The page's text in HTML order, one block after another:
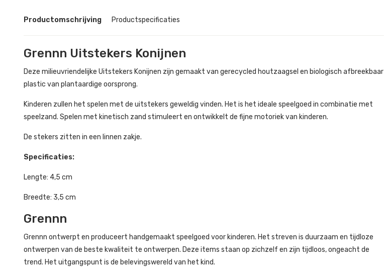
Productomschrijving Productspecificaties
Grennn Uitstekers Konijnen
Deze milieuvriendelijke Uitstekers Konijnen zijn gemaakt van gerecycled houtzaagsel en biologisch afbreekbaar
plastic van plantaardige oorsprong.
Kinderen zullen het spelen met de uitstekers geweldig vinden. Het is het ideale speelgoed in combinatie met
speelzand. Spelen met kinetisch zand stimuleert en ontwikkelt de fijne motoriek van kinderen.
De stekers zitten in een linnen zakje.
Specificaties:
Lengte: 4,5 cm
Breedte: 3,5 cm
Grennn
Grennn ontwerpt en produceert handgemaakt speelgoed voor kinderen. Het streven is duurzaam en tijdloze
ontwerpen van de beste kwaliteit te ontwerpen. Deze items staan op zichzelf en zijn tijdloos, ongeacht de
trend. Het uitgangspunt is de belevingswereld van het kind.